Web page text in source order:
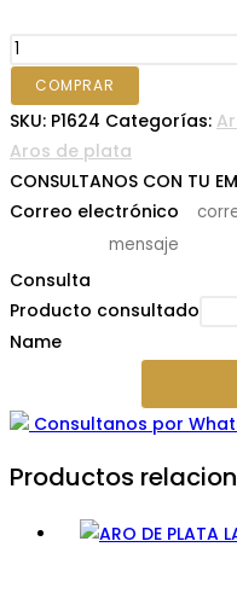
ARO
DE
PLATA
C/6
COMPRAR
SKU: P1624 Categorías:
Aros de plata
CONSULTANOS CON TU
Correo electrónico
Consulta
Producto consultado
Name
Consultanos por
Productos